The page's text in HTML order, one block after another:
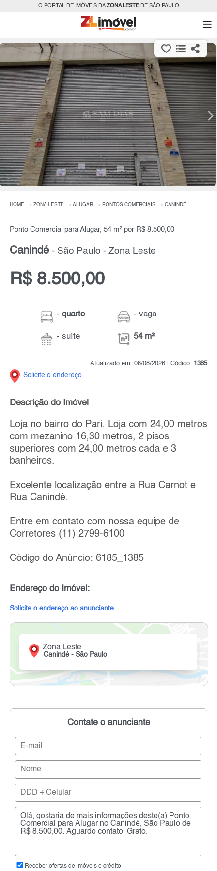
O PORTAL DE IMÓVEIS DAZONA LESTEDE SÃO PAULO
HOME ZONA LESTE ALUGAR PONTOS COMERCIAIS CANINDÉ
Ponto Comercial para Alugar, 54 m² por R$ 8.500,00
Canindé - São Paulo - Zona Leste
R$ 8.500,00
- quarto
- suíte
- vaga
54 m²
Atualizado em: 06/08/2026 | Código: 1385
Solicite o endereço
Descrição do Imóvel
Loja no bairro do Pari. Loja com 24,00 metros
com mezanino 16,30 metros, 2 pisos
superiores com 24,00 metros cada e 3
banheiros.
Excelente localização entre a Rua Carnot e
Rua Canindé.
Entre em contato com nossa equipe de
Corretores (11) 2799-6100
Código do Anúncio: 6185_1385
Endereço do Imóvel:
Solicite o endereço ao anunciante
Zona Leste
Canindé - São Paulo
Contate o anunciante
Receber ofertas de imóveis e crédito